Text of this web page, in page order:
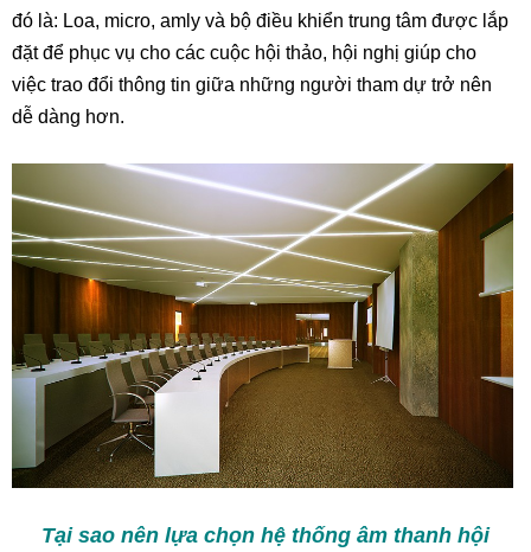
đó là: Loa, micro, amly và bộ điều khiển trung tâm được lắp
đặt để phục vụ cho các cuộc hội thảo, hội nghị giúp cho
việc trao đổi thông tin giữa những người tham dự trở nên
dễ dàng hơn.
Tại sao nên lựa chọn hệ thống âm thanh hội